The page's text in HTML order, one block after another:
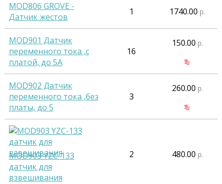
MOD806 GROVE -
Датчик жестов
1 1740.00 р.
MOD901 Датчик
переменного тока ,с
платой, до 5А
16
150.00 р.
MOD902 Датчик
переменного тока ,без
платы, до 5
3
260.00 р.
MOD903 YZC-133
датчик для
взвешивания
2 480.00 р.